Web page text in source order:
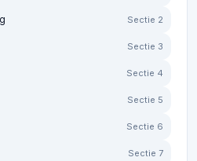
Sectie 2
Sectie 3
Sectie 4
Sectie 5
Sectie 6
Sectie 7